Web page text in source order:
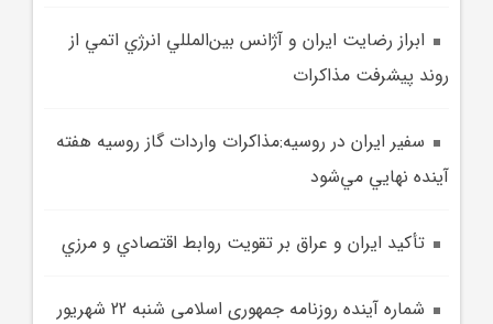
ابراز رضايت ايران و آژانس بين‌المللي انرژي اتمي از
روند پيشرفت مذاکرات
سفير ايران در روسيه:مذاکرات واردات گاز روسيه هفته
آينده نهايي مي‌شود
تأکيد ايران و عراق بر تقويت روابط اقتصادي و مرزي
شماره آينده روزنامه جمهوری اسلامی شنبه 22 شهريور